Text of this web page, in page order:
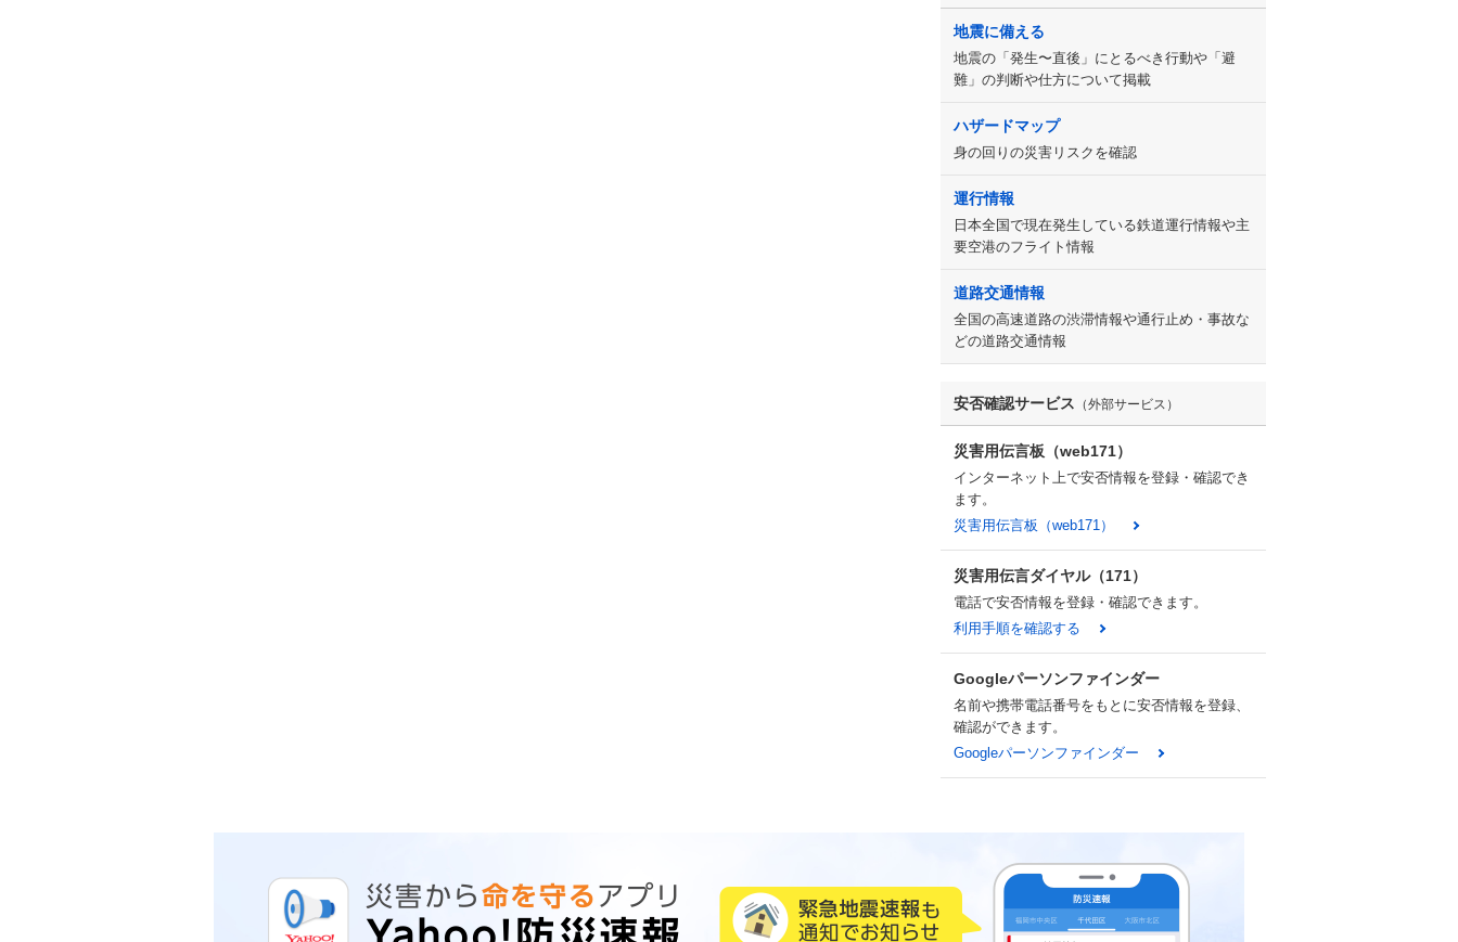
地震に備える
地震の「発生〜直後」にとるべき行動や「避
難」の判断や仕方について掲載
ハザードマップ
身の回りの災害リスクを確認
運行情報
日本全国で現在発生している鉄道運行情報や主
要空港のフライト情報
道路交通情報
全国の高速道路の渋滞情報や通行止め・事故な
どの道路交通情報
安否確認サービス （外部サービス）
災害用伝言板（web171）
インターネット上で安否情報を登録・確認でき
ます。
災害用伝言板（web171）
災害用伝言ダイヤル（171）
電話で安否情報を登録・確認できます。
利用手順を確認する
Googleパーソンファインダー
名前や携帯電話番号をもとに安否情報を登録、
確認ができます。
Googleパーソンファインダー